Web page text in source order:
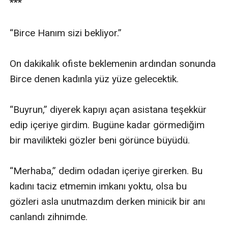
“Birce Hanım sizi bekliyor.”
On dakikalık ofiste beklemenin ardından sonunda
Birce denen kadınla yüz yüze gelecektik.
“Buyrun,” diyerek kapıyı açan asistana teşekkür
edip içeriye girdim. Bugüne kadar görmediğim
bir mavilikteki gözler beni görünce büyüdü.
“Merhaba,” dedim odadan içeriye girerken. Bu
kadını taciz etmemin imkanı yoktu, olsa bu
gözleri asla unutmazdım derken minicik bir anı
canlandı zihnimde.